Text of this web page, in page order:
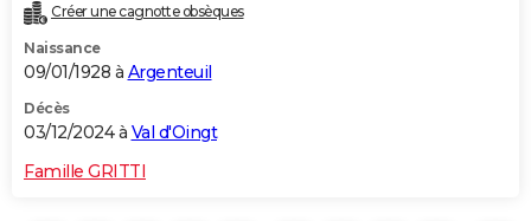
Créer une cagnotte obsèques
Naissance
09/01/1928 à Argenteuil
Décès
03/12/2024 à Val d'Oingt
Famille GRITTI